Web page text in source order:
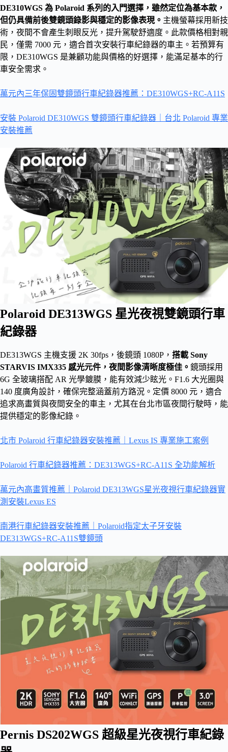
DE310WGS 為 Polaroid 系列的入門選擇，雖然定位為基本款，
但仍具備前後雙鏡頭錄影與穩定的影像表現。 主機螢幕採用新技
術，夜間不會產生刺眼反光，提升駕駛舒適度。此款價格相對親
民，僅需 7000 元，適合首次安裝行車紀錄器的車主。若預算有
限，DE310WGS 是兼顧功能與價格的好選擇，能滿足基本的行
車安全需求。
萬元內三年保固雙鏡頭行車紀錄器推薦：DE310WGS+RC-A11S
安裝 Polaroid DE310WGS 雙鏡頭行車紀錄器｜台北 Polaroid 專業
安裝推薦
Polaroid DE313WGS 星光夜視雙鏡頭行車
紀錄器
DE313WGS 主機支援 2K 30fps，後鏡頭 1080P， 搭載 Sony
STARVIS IMX335 感光元件，夜間影像清晰度極佳。 鏡頭採用
6G 全玻璃搭配 AR 光學鍍膜，能有效減少眩光。F1.6 大光圈與
140 度廣角設計，確保完整涵蓋前方路況。定價 8000 元，適合
追求高畫質與夜間安全的車主，尤其在台北市區夜間行駛時，能
提供穩定的影像紀錄。
北市 Polaroid 行車紀錄器安裝推薦｜Lexus IS 專業施工案例
Polaroid 行車紀錄器推薦：DE313WGS+RC-A11S 全功能解析
萬元內高畫質推薦｜Polaroid DE313WGS星光夜視行車紀錄器實
測安裝Lexus ES
南港行車紀錄器安裝推薦｜Polaroid指定太子牙安裝
DE313WGS+RC-A11S雙鏡頭
Pernis DS202WGS 超級星光夜視行車紀錄